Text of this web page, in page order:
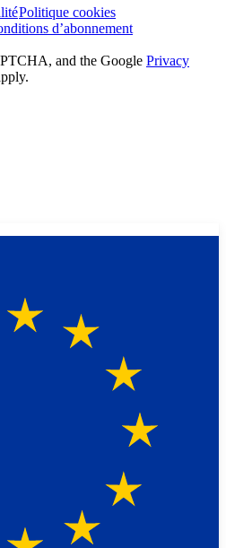
Politique cookies
d’abonnement
and the Google Privacy